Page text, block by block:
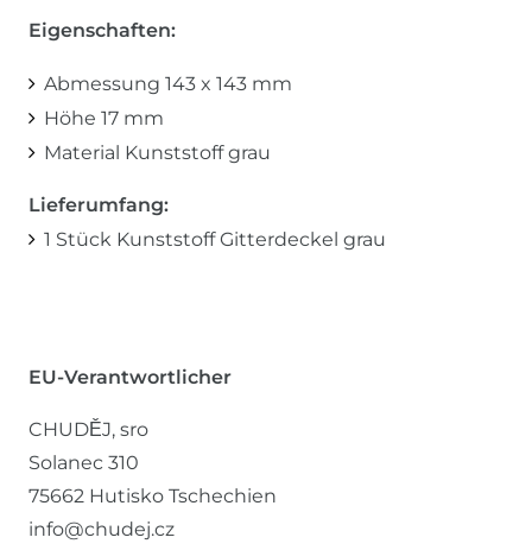
Eigenschaften:
Abmessung 143 x 143 mm
Höhe 17 mm
Material Kunststoff grau
Lieferumfang:
1 Stück Kunststoff Gitterdeckel grau
EU-Verantwortlicher
CHUDĚJ, sro
Solanec 310
75662 Hutisko Tschechien
info@chudej.cz